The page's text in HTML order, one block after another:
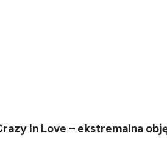
In Love – ekstremalna